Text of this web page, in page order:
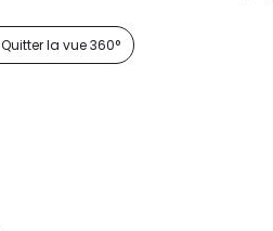
Quitter la vue 360°